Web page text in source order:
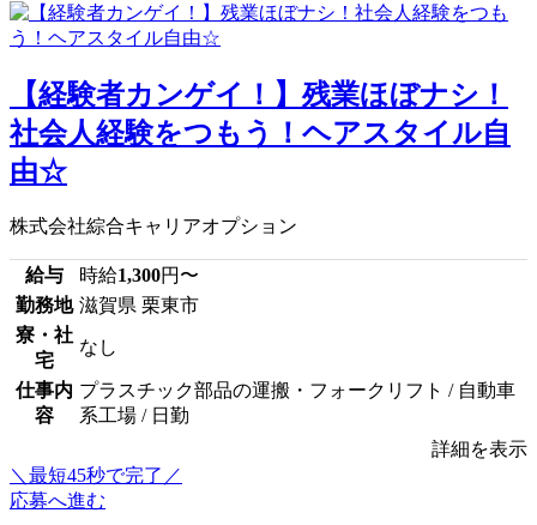
【経験者カンゲイ！】残業ほぼナシ！
社会人経験をつもう！ヘアスタイル自
由☆
株式会社綜合キャリアオプション
給与 時給1,300円〜
勤務地 滋賀県 栗東市
寮・社
宅
なし
仕事内
容
プラスチック部品の運搬・フォークリフト / 自動車
系工場 / 日勤
詳細を表示
＼最短45秒で完了／
応募へ進む